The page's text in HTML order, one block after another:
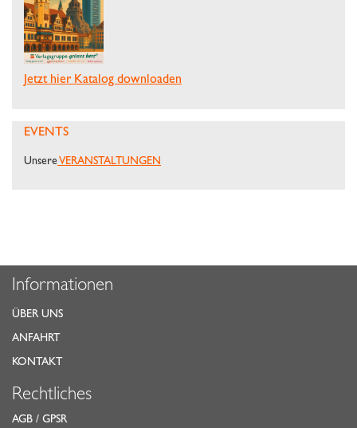
Jetzt hier Katalog downloaden
EVENTS
Unsere VERANSTALTUNGEN
Informationen
ÜBER UNS
ANFAHRT
KONTAKT
Rechtliches
AGB / GPSR